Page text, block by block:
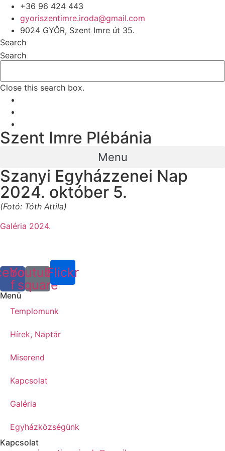
+36 96 424 443
gyoriszentimre.iroda@gmail.com
9024 GYŐR, Szent Imre út 35.
Search
Search
Close this search box.
Szent Imre Plébánia
Menu
Szanyi Egyházzenei Nap
2024. október 5.
(Fotó: Tóth Attila)
Galéria 2024.
f
Youtube-
square
Flickr
Menü
Templomunk
Hírek, Naptár
Miserend
Kapcsolat
Galéria
Egyházközségünk
Kapcsolat